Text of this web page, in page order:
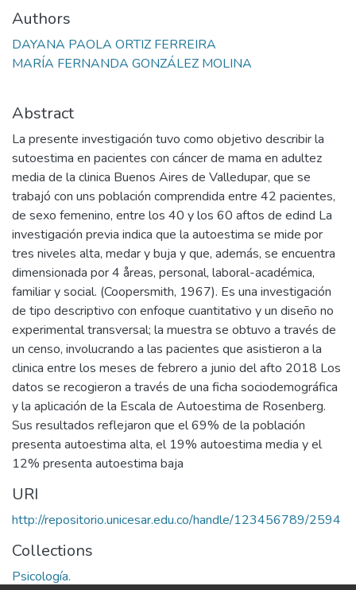
Authors
DAYANA PAOLA ORTIZ FERREIRA
MARÍA FERNANDA GONZÁLEZ MOLINA
Abstract
La presente investigación tuvo como objetivo describir la
sutoestima en pacientes con cáncer de mama en adultez
media de la clinica Buenos Aires de Valledupar, que se
trabajó con uns población comprendida entre 42 pacientes,
de sexo femenino, entre los 40 y los 60 aftos de edind La
investigación previa indica que la autoestima se mide por
tres niveles alta, medar y buja y que, además, se encuentra
dimensionada por 4 åreas, personal, laboral-académica,
familiar y social. (Coopersmith, 1967). Es una investigación
de tipo descriptivo con enfoque cuantitativo y un diseño no
experimental transversal; la muestra se obtuvo a través de
un censo, involucrando a las pacientes que asistieron a la
clinica entre los meses de febrero a junio del afto 2018 Los
datos se recogieron a través de una ficha sociodemográfica
y la aplicación de la Escala de Autoestima de Rosenberg.
Sus resultados reflejaron que el 69% de la población
presenta autoestima alta, el 19% autoestima media y el
12% presenta autoestima baja
URI
http://repositorio.unicesar.edu.co/handle/123456789/2594
Collections
Psicología.